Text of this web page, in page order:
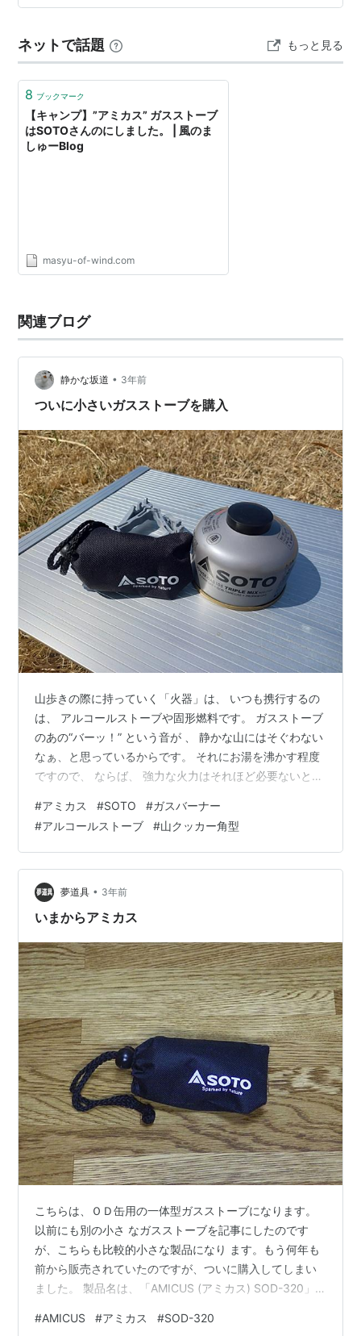
す。前の湯沸かしセットはコールマンのステンレスパー
思われます。 はかりを新調したら、改めて重さを計って
みようと思います。
ネットで話題 もっと見る
8 ブックマーク
【キャンプ】”アミカス” ガスストーブ
はSOTOさんのにしました。 | 風のま
しゅーBlog
masyu-of-wind.com
関連ブログ
静かな坂道 • 3年前
ついに小さいガスストーブを購入
山歩きの際に持っていく「火器」は、 いつも携行するの
は、 アルコールストーブや固形燃料です。 ガスストーブ
のあの“バーッ！” という音が 、 静かな山にはそぐわない
なぁ、と思っているからです。 それにお湯を沸かす程度
ですので、 ならば、 強力な火力はそれほど必要ないと思
ント場に泊まる際、 寒さを警戒して、アルコールではな
く、 ガスストーブを持っていこうと。 すでに持っている
ガスストーブは、それほどコンパクトではないので、 コ
ンパクトで火力が強く、 しかも燃焼音が（比較的）静か
な SOTOのアミカスを選びました。 とにかくコンパク
ト！ いつも使…
#アミカス #SOTO #ガスバーナー
#アルコールストーブ #山クッカー角型
夢道具 • 3年前
いまからアミカス
こちらは、ＯＤ缶用の一体型ガスストーブになります。
以前にも別の小さ なガスストーブを記事にしたのです
が、こちらも比較的小さな製品になり ます。もう何年も
前から販売されていたのですが、ついに購入してしまい
ました。 製品名は、「AMICUS (アミカス) SOD-320」
しては、小型ですがアミカスよりも軽量で優秀な ストー
#AMICUS #アミカス #SOD-320